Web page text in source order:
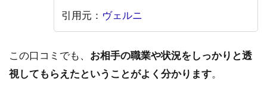
引用元： ヴェルニ
この口コミでも、 お相手の職業や状況をしっかりと透
視してもらえたということがよく分かります。